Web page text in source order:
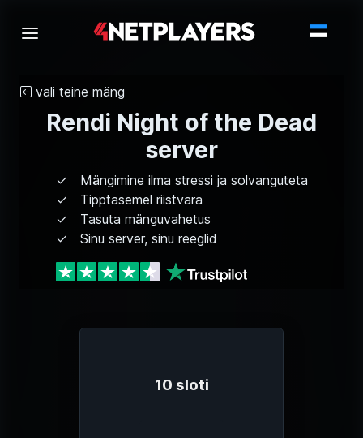
vali teine mäng
Rendi Night of the Dead
server
Mängimine ilma stressi ja solvanguteta
Tipptasemel riistvara
Tasuta mänguvahetus
Sinu server, sinu reeglid
10 sloti